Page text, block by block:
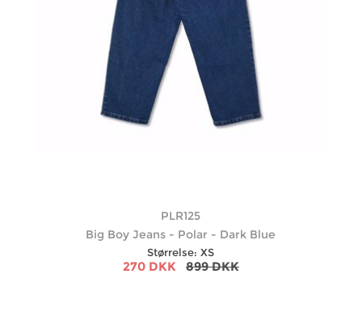
PLR125
Big Boy Jeans - Polar - Dark Blue
Størrelse: XS
270 DKK 899 DKK